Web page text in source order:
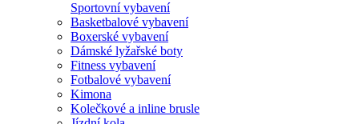
Sportovní vybavení
Basketbalové vybavení
Boxerské vybavení
Dámské lyžařské boty
Fitness vybavení
Fotbalové vybavení
Kimona
Kolečkové a inline brusle